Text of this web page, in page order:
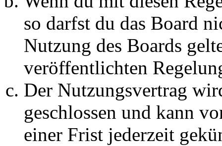
so darfst du das Board
Nutzung des Boards
veröffentlichten
Der Nutzungsvertrag
geschlossen und kann
einer Frist jederzeit